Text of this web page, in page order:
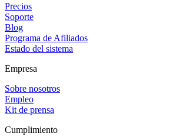
Precios
Soporte
Blog
Programa de Afiliados
Estado del sistema
Empresa
Sobre nosotros
Empleo
Kit de prensa
Cumplimiento